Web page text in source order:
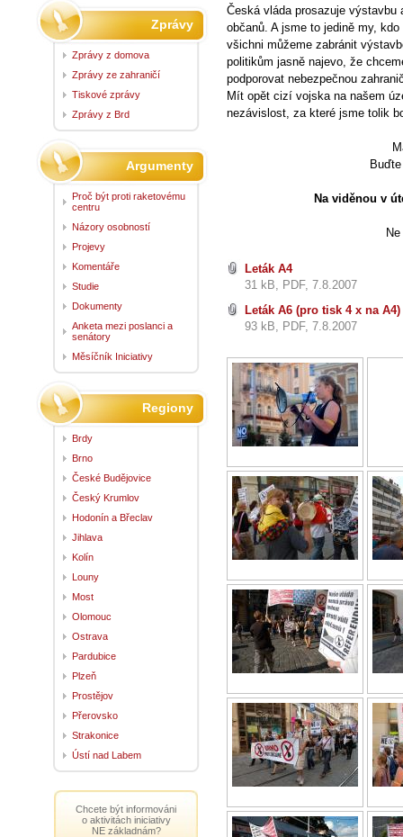
Česká vláda prosazuje výstavbu
občanů. A jsme to jedině my,
všichni můžeme zabránit
politikům jasně najevo, že
podporovat nebezpečnou
Mít opět cizí vojska na našem
nezávislost, za které jsme tolik
Na viděnou v
Leták A4
31 kB, PDF, 7.8.2007
Leták A6 (pro tisk 4 x na A4)
93 kB, PDF, 7.8.2007
Zprávy
Zprávy z domova
Zprávy ze zahraničí
Tiskové zprávy
Zprávy z Brd
Argumenty
Proč být proti raketovému
centru
Názory osobností
Projevy
Komentáře
Studie
Dokumenty
Anketa mezi poslanci a
senátory
Měsíčník Iniciativy
Regiony
Brdy
Brno
České Budějovice
Český Krumlov
Hodonín a Břeclav
Jihlava
Kolín
Louny
Most
Olomouc
Ostrava
Pardubice
Plzeň
Prostějov
Přerovsko
Strakonice
Ústí nad Labem
Chcete být informováni
o aktivitách iniciativy
NE základnám?